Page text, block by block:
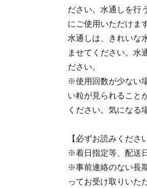
ださい。水通しを行
にご使用いただけま
水通しは、きれいな
ませてください。水
ださい。
※使用回数が少ない
い粒が見られること
ください。気になる
【必ずお読みくださ
※着日指定等、配送
※事前連絡のない長
ってお受け取りいた